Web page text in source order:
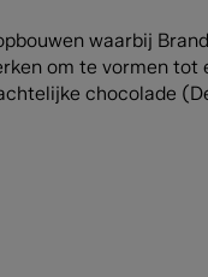
waarbij
om te vormen
chocolade